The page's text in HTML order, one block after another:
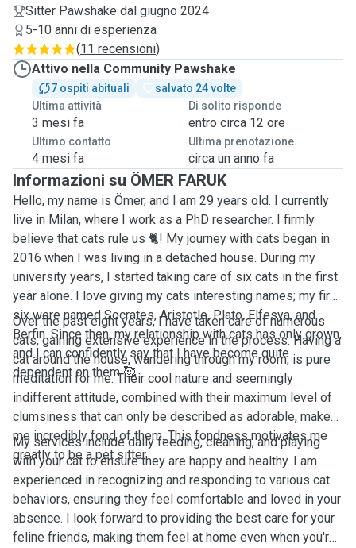
Sitter Pawshake dal giugno 2024
5-10 anni di esperienza
(11 recensioni)
Attivo nella Community Pawshake
7 ospiti abituali
salvato 24 volte
Ultima attività
3 mesi fa
Di solito risponde
entro circa 12 ore
Ultimo contatto
4 mesi fa
Ultima prenotazione
circa un anno fa
Informazioni su ÖMER FARUK
Hello, my name is Ömer, and I am 29 years old. I currently
live in Milan, where I work as a PhD researcher. I firmly
believe that cats rule us 🐈! My journey with cats began in
2016 when I was living in a detached house. During my
university years, I started taking care of six cats in the first
year alone. I love giving my cats interesting names; my first
six were named Socrates, Aristotle, Plato, Elfesya, and
Berfin. Since then, my relationship with cats has only grown,
and I can confidently say that I have become quite
dependent on them 🥰.
Over the past eight years, I have taken care of numerous
cats, gaining extensive experience in the process. Having a
cat around the house, wandering through my room, is pure
meditation for me. Their cool nature and seemingly
indifferent attitude, combined with their maximum level of
clumsiness that can only be described as adorable, make
me incredibly fond of them. This fondness motivates me
greatly to be a pet sitter.
My services include daily feeding, cleaning, and playing
with your cat to ensure they are happy and healthy. I am
experienced in recognizing and responding to various cat
behaviors, ensuring they feel comfortable and loved in your
absence. I look forward to providing the best care for your
feline friends, making them feel at home even when you're